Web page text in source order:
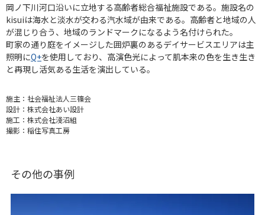
岡ノ下川河口沿いに立地する高齢者総合福祉施設である。施設名の
kisuiは海水と淡水が交わる汽水域が由来である。高齢者と地域の人
が混じり合う、地域のランドマークになるよう名付けられた。
町家の通り庭をイメージした囲炉裏のあるデイサービスエリアは主
照明にQ+を使用しており、高演色光によって肌本来の色を生き生き
と再現し活気ある生活を演出している。
施主： 社会福祉法人三篠会
設計： 株式会社あい設計
施工： 株式会社淺沼組
撮影： 稲住写真工房
その他の事例